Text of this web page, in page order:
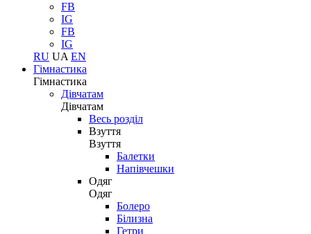
FB
IG
FB
IG
RU UA EN
Гімнастика
Гімнастика
Дівчатам
Дівчатам
Весь розділ
Взуття
Взуття
Балетки
Напівчешки
Одяг
Одяг
Болеро
Білизна
Гетри